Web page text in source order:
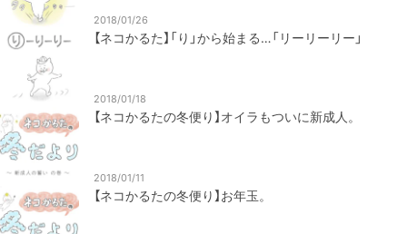
2018/01/26
【ネコかるた】「り」から始まる…「リーリーリー」
2018/01/18
【ネコかるたの冬便り】オイラもついに新成人。
2018/01/11
【ネコかるたの冬便り】お年玉。